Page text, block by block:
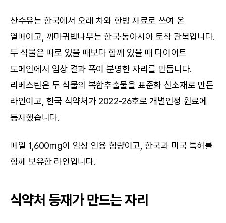
산수유는 한국에서 오래 차와 한방 재료로 쓰여 온
열매이고, 까마귀밥나무는 한국·동아시아 토착 관목입니다.
두 식물은 따로 있을 때보다 함께 있을 때 다이어트
도메인에서 임상 결과 폭이 분명한 자리를 만듭니다.
리베스틴은 두 식물의 복합추출물을 표준화 신소재로 만든
라인이고, 한국 식약처가 2022-26호로 개별인정 원료에
등재했습니다.
매일 1,600mg이 임상 인용 함량이고, 한국과 미국 특허를
함께 보유한 라인입니다.
식약처 등재가 만드는 자리